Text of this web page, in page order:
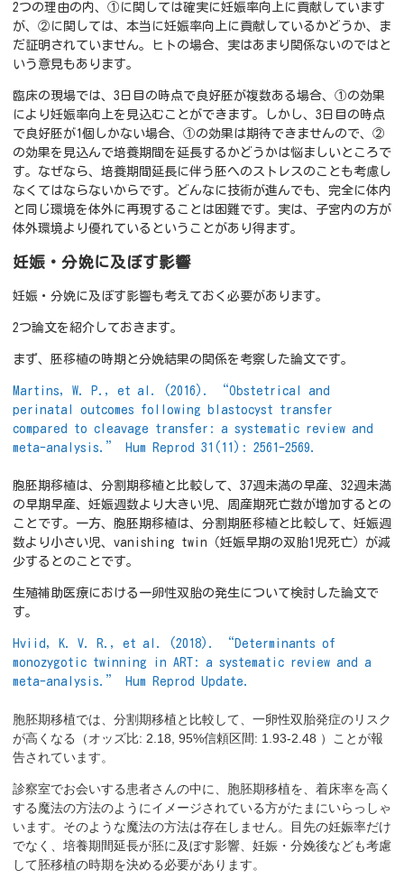
2つの理由の内、①に関しては確実に妊娠率向上に貢献しています
が、②に関しては、本当に妊娠率向上に貢献しているかどうか、ま
だ証明されていません。ヒトの場合、実はあまり関係ないのではと
いう意見もあります。
臨床の現場では、3日目の時点で良好胚が複数ある場合、①の効果
により妊娠率向上を見込むことができます。しかし、3日目の時点
で良好胚が1個しかない場合、①の効果は期待できませんので、②
の効果を見込んで培養期間を延長するかどうかは悩ましいところで
す。なぜなら、培養期間延長に伴う胚へのストレスのことも考慮し
なくてはならないからです。どんなに技術が進んでも、完全に体内
と同じ環境を体外に再現することは困難です。実は、子宮内の方が
体外環境より優れているということがあり得ます。
妊娠・分娩に及ぼす影響
妊娠・分娩に及ぼす影響も考えておく必要があります。
2つ論文を紹介しておきます。
まず、胚移植の時期と分娩結果の関係を考察した論文です。
Martins, W. P., et al. (2016). “Obstetrical and
perinatal outcomes following blastocyst transfer
compared to cleavage transfer: a systematic review and
meta-analysis.” Hum Reprod 31(11): 2561-2569.
胞胚期移植は、分割期移植と比較して、37週未満の早産、32週未満
の早期早産、妊娠週数より大きい児、周産期死亡数が増加するとの
ことです。一方、胞胚期移植は、分割期胚移植と比較して、妊娠週
数より小さい児、vanishing twin（妊娠早期の双胎1児死亡）が減
少するとのことです。
生殖補助医療における一卵性双胎の発生について検討した論文で
す。
Hviid, K. V. R., et al. (2018). “Determinants of
monozygotic twinning in ART: a systematic review and a
meta-analysis.” Hum Reprod Update.
胞胚期移植では、分割期移植と比較して、一卵性双胎発症のリスク
が高くなる（オッズ比: 2.18, 95%信頼区間: 1.93-2.48 ）ことが報
告されています。
診察室でお会いする患者さんの中に、胞胚期移植を、着床率を高く
する魔法の方法のようにイメージされている方がたまにいらっしゃ
います。そのような魔法の方法は存在しません。目先の妊娠率だけ
でなく、培養期間延長が胚に及ぼす影響、妊娠・分娩後なども考慮
して胚移植の時期を決める必要があります。